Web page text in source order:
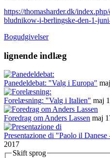
https://thomasharder.dk/
bludnikow-i-berlingske-den-1-
Bogudgivelser
lignende indlæg
Panedeldebat: "Valg i Europa"
Forelæsning: "Valg i Italien" maj
Foredrag om Anders Lassen maj
Presentazione di "Paolo il
2017
Skift sprog